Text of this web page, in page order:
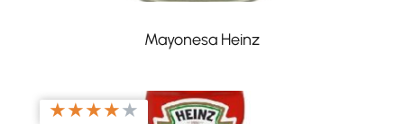
Mayonesa Heinz
★★★★★